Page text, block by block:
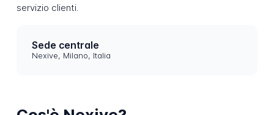
servizio clienti.
Sede centrale
Nexive, Milano, Italia